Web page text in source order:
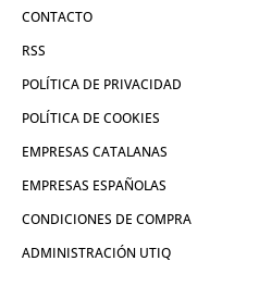
CONTACTO
RSS
POLÍTICA DE PRIVACIDAD
POLÍTICA DE COOKIES
EMPRESAS CATALANAS
EMPRESAS ESPAÑOLAS
CONDICIONES DE COMPRA
ADMINISTRACIÓN UTIQ